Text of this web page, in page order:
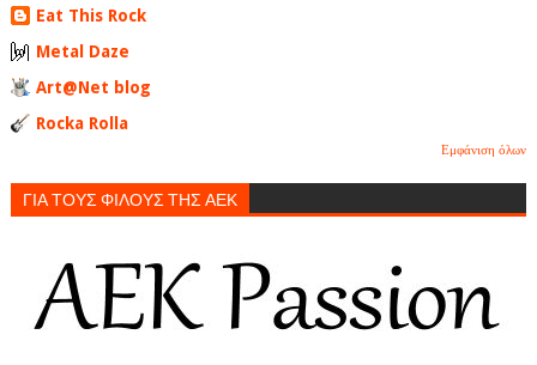
Eat This Rock
Metal Daze
Art@Net blog
Rocka Rolla
Εμφάνιση όλων
ΓΙΑ ΤΟΥΣ ΦΙΛΟΥΣ ΤΗΣ ΑΕΚ